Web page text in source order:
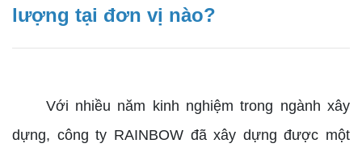
lượng tại đơn vị nào?
Với nhiều năm kinh nghiệm trong ngành xây
dựng, công ty RAINBOW đã xây dựng được một